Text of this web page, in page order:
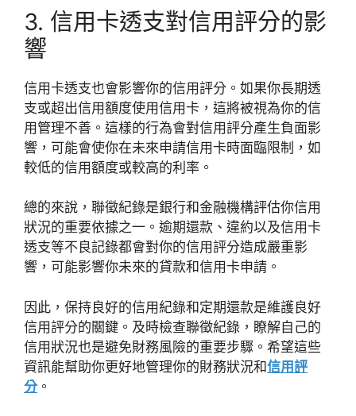
3. 信用卡透支對信用評分的影
響
信用卡透支也會影響你的信用評分。如果你長期透
支或超出信用額度使用信用卡，這將被視為你的信
用管理不善。這樣的行為會對信用評分產生負面影
響，可能會使你在未來申請信用卡時面臨限制，如
較低的信用額度或較高的利率。
總的來說，聯徵紀錄是銀行和金融機構評估你信用
狀況的重要依據之一。逾期還款、違約以及信用卡
透支等不良記錄都會對你的信用評分造成嚴重影
響，可能影響你未來的貸款和信用卡申請。
因此，保持良好的信用紀錄和定期還款是維護良好
信用評分的關鍵。及時檢查聯徵紀錄，瞭解自己的
信用狀況也是避免財務風險的重要步驟。希望這些
資訊能幫助你更好地管理你的財務狀況和信用評
分。